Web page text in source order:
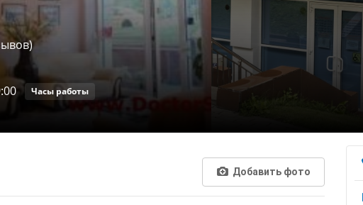
Часы работы
Добавить фото